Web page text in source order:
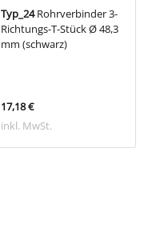
Typ_24Rohrverbinder 3-
Richtungs-T-Stück Ø 48,3
mm (schwarz)
17,18 €
inkl. MwSt.